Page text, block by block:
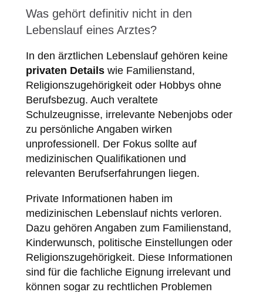
Was gehört definitiv nicht in den
Lebenslauf eines Arztes?
In den ärztlichen Lebenslauf gehören keine
privaten Detailswie Familienstand,
Religionszugehörigkeit oder Hobbys ohne
Berufsbezug. Auch veraltete
Schulzeugnisse, irrelevante Nebenjobs oder
zu persönliche Angaben wirken
unprofessionell. Der Fokus sollte auf
medizinischen Qualifikationen und
relevanten Berufserfahrungen liegen.
Private Informationen haben im
medizinischen Lebenslauf nichts verloren.
Dazu gehören Angaben zum Familienstand,
Kinderwunsch, politische Einstellungen oder
Religionszugehörigkeit. Diese Informationen
sind für die fachliche Eignung irrelevant und
können sogar zu rechtlichen Problemen